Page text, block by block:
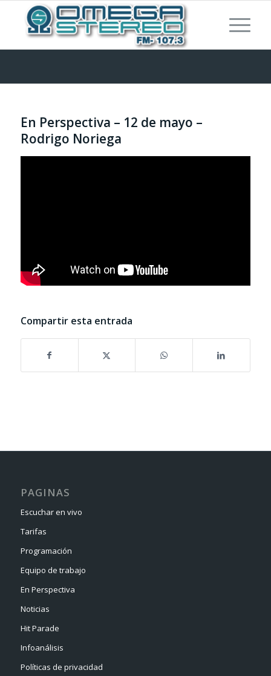
En Perspectiva – 12 de mayo –
Rodrigo Noriega
Compartir esta entrada
PAGINAS
Escuchar en vivo
Tarifas
Programación
Equipo de trabajo
En Perspectiva
Noticias
Hit Parade
Infoanálisis
Políticas de privacidad